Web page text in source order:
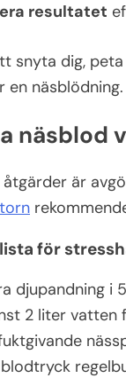
resultatet
snyta dig,
näsblödning.
näsblod
åtgärder är
för
djupandning i
2 liter vatten